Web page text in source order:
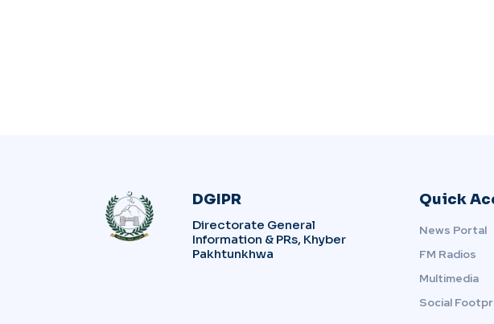
DGIPR
Directorate General
Information & PRs, Khyber
Pakhtunkhwa
Quick
News Portal
FM Radios
Multimedia
Social